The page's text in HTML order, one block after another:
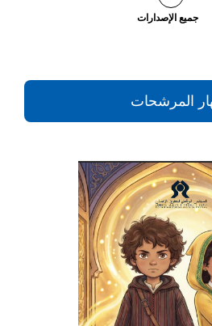
جميع الإصدارات
المرشحات